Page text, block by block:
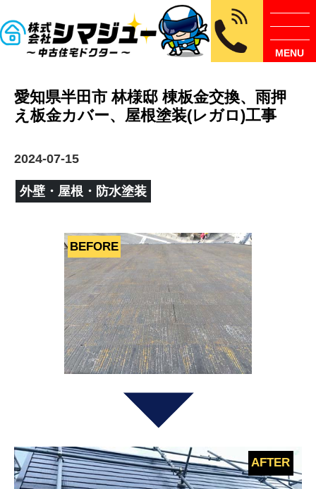
MENU
愛知県半田市 林様邸 棟板金交換、雨押
え板金カバー、屋根塗装(レガロ)工事
2024-07-15
外壁・屋根・防水塗装